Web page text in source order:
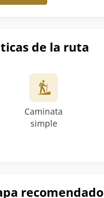
de la ruta
Caminata
simple
recomendado